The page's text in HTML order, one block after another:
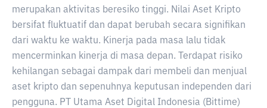
merupakan aktivitas beresiko tinggi. Nilai Aset Kripto
bersifat fluktuatif dan dapat berubah secara signifikan
dari waktu ke waktu. Kinerja pada masa lalu tidak
mencerminkan kinerja di masa depan. Terdapat risiko
kehilangan sebagai dampak dari membeli dan menjual
aset kripto dan sepenuhnya keputusan independen dari
pengguna. PT Utama Aset Digital Indonesia (Bittime)